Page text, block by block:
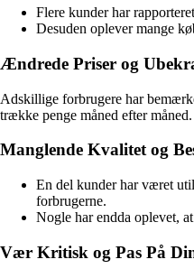
Flere kunder har
Desuden oplever mange
Ændrede Priser og
Adskillige forbrugere har
trække penge måned efter måned.
Manglende Kvalitet og
En del kunder har været
forbrugerne.
Nogle har endda oplevet,
Vær Kritisk og Pas På